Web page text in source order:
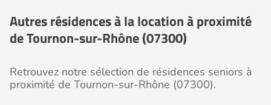
Autres résidences à la location à proximité
de Tournon-sur-Rhône (07300)
Retrouvez notre sélection de résidences seniors à
proximité de Tournon-sur-Rhône (07300).